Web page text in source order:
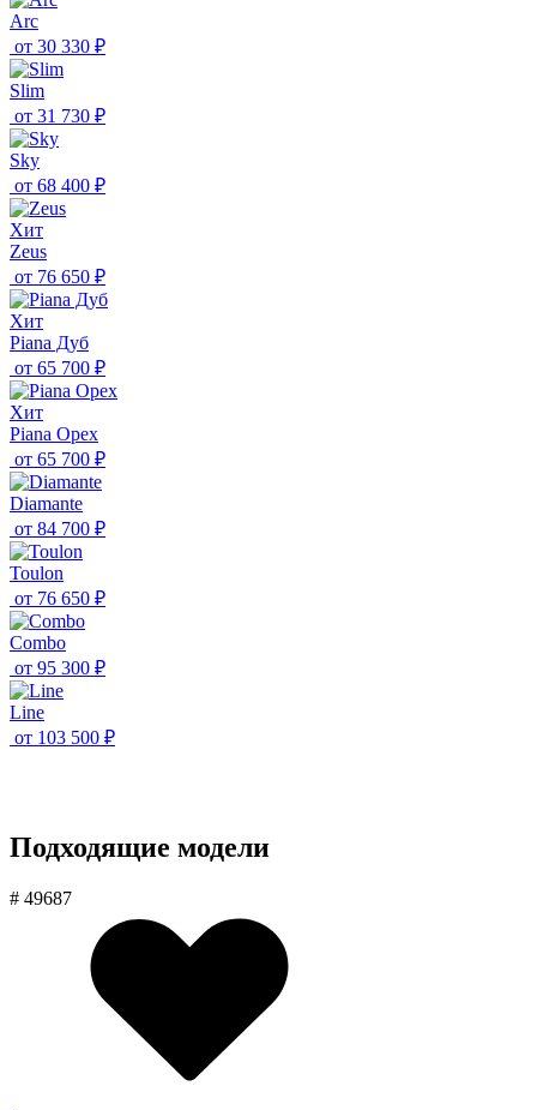
Arc
от 30 330 ₽
Slim
от 31 730 ₽
Sky
от 68 400 ₽
Хит
Zeus
от 76 650 ₽
Хит
Piana Дуб
от 65 700 ₽
Хит
Piana Орех
от 65 700 ₽
Diamante
от 84 700 ₽
Toulon
от 76 650 ₽
Combo
от 95 300 ₽
Line
от 103 500 ₽
Подходящие модели
# 49687